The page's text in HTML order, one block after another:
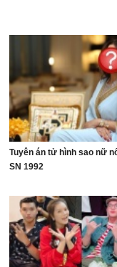
Tuyên án tử hình sao nữ
SN 1992